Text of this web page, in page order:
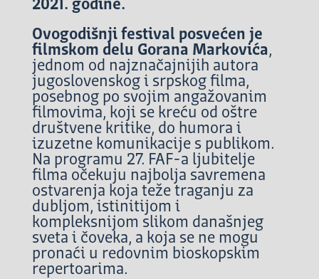
2021. godine.
Ovogodišnji festival posvećen je
filmskom delu Gorana Markovića,
jednom od najznačajnijih autora
jugoslovenskog i srpskog filma,
posebnog po svojim angažovanim
filmovima, koji se kreću od oštre
društvene kritike, do humora i
izuzetne komunikacije s publikom.
Na programu 27. FAF-a ljubitelje
filma očekuju najbolja savremena
ostvarenja koja teže traganju za
dubljom, istinitijom i
kompleksnijom slikom današnjeg
sveta i čoveka, a koja se ne mogu
pronaći u redovnim bioskopskim
repertoarima.